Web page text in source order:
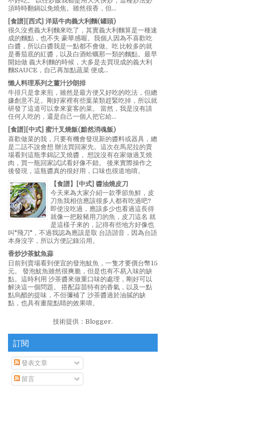
須時時翻鍋以免燒焦。雖然很香，但...
[食譜][西式] 洋菇牛肉義大利麵(罐頭)
很久沒煮義大利麵來吃了，其實義大利麵算是一種速
成的麵點，也不失 豪華感喔。我個人因為不喜歡吃
白醬，所以白醬我是一點都不會做。吃 比較多的就
是番茄底的紅醬，以及白酒蛤蠣那一類的麵點。最早
開始做 義大利麵的時候，大多是去買現成的義大利
麵SAUCE，自己再加點蔬菜 便成...
懶人料理系列之薑汁沙朗排
牛排只是拿來煎，雖然是最方便又好吃的吃法，但總
嫌創意不足。剛好家裡有些葉菜類趕緊吃掉，所以就
研發了這道可以拿來宴客的菜。 當然，我是沒有請
任何人吃的，還是自己一個人把它給...
[食譜][中式] 蜜汁叉燒飯(黯然消魂飯)
喜歡做菜的我，只要有機會發現新的醬料或器具，總
是二話不說會想 辦法買回家先。這次在馬尼拉的賣
場看到這瓶李錦記叉燒醬， 想說沒有在家做過叉燒
肉，買一瓶回家試試看好像不錯。 後來實際操作之
後發現，這瓶醬真的很好用，口味也很道地唷。
【食譜】[中式] 醬油燒皮刀
今天來為大家介紹一款季節魚鮮，皮
刀魚我相信應該很多人都有吃過吧?
即使沒吃過，應該多少也看過這長得
就像一把殺豬用刀的魚，皮刀這名 就
是這樣子來的，記得有些地方好像也
叫"飛刀"，不過我認為應該是取 台語諧音，因為台語
本身沒字，所以方便記錄沿用。
香炒沙茶魷魚蒜
日前到賣場看到便宜的發泡魷魚，一隻才要價台幣15
元。 發泡魷魚雖然很爽脆，但是也有不易入味的缺
點。這時利用 沙茶醬來做重口味的處理，剛好可以
解決這一個問題。 搭配蒜苗特有的香氣，以及一點
點烏醋的提味，不但彌補了 沙茶醬過於油膩的缺
點，也具有畫龍點睛的效果唷。
技術提供： Blogger.
訂閱
發表文章
留言